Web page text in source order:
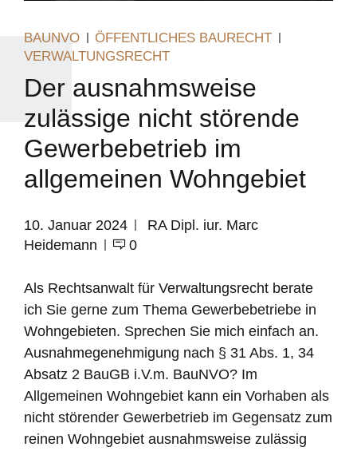
BAUNVO
ÖFFENTLICHES BAURECHT
VERWALTUNGSRECHT
Der ausnahmsweise
zulässige nicht störende
Gewerbebetrieb im
allgemeinen Wohngebiet
10. Januar 2024
RA Dipl. iur. Marc
Heidemann
0
Als Rechtsanwalt für Verwaltungsrecht berate
ich Sie gerne zum Thema Gewerbebetriebe in
Wohngebieten. Sprechen Sie mich einfach an.
Ausnahmegenehmigung nach § 31 Abs. 1, 34
Absatz 2 BauGB i.V.m. BauNVO? Im
Allgemeinen Wohngebiet kann ein Vorhaben als
nicht störender Gewerbetrieb im Gegensatz zum
reinen Wohngebiet ausnahmsweise zulässig